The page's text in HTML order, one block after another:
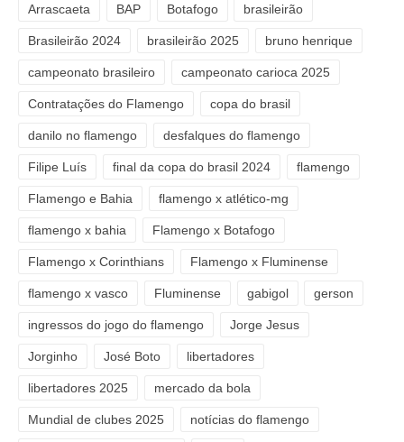
Arrascaeta BAP Botafogo brasileirão
Brasileirão 2024 brasileirão 2025 bruno henrique
campeonato brasileiro campeonato carioca 2025
Contratações do Flamengo copa do brasil
danilo no flamengo desfalques do flamengo
Filipe Luís final da copa do brasil 2024 flamengo
Flamengo e Bahia flamengo x atlético-mg
flamengo x bahia Flamengo x Botafogo
Flamengo x Corinthians Flamengo x Fluminense
flamengo x vasco Fluminense gabigol gerson
ingressos do jogo do flamengo Jorge Jesus
Jorginho José Boto libertadores
libertadores 2025 mercado da bola
Mundial de clubes 2025 notícias do flamengo